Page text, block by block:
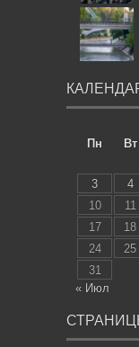
Пн
Вт
3
4
10
11
17
18
24
25
31
« Июл